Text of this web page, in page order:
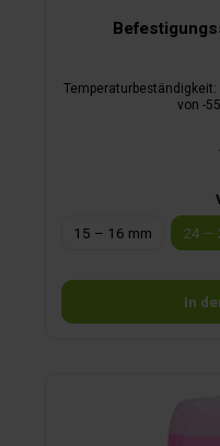
von -
15 – 16 mm
24 –
In